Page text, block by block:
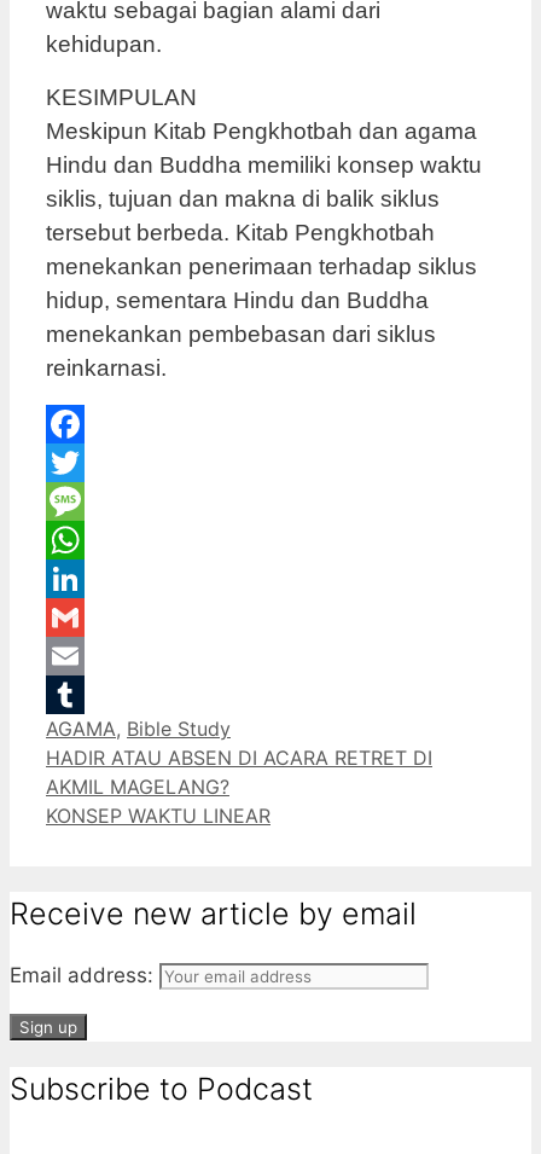
waktu sebagai bagian alami dari
kehidupan.
KESIMPULAN
Meskipun Kitab Pengkhotbah dan agama
Hindu dan Buddha memiliki konsep waktu
siklis, tujuan dan makna di balik siklus
tersebut berbeda. Kitab Pengkhotbah
menekankan penerimaan terhadap siklus
hidup, sementara Hindu dan Buddha
menekankan pembebasan dari siklus
reinkarnasi.
Facebook
Twitter
Message
WhatsApp
LinkedIn
Gmail
Email
Tumblr
Categories
AGAMA, Bible Study
HADIR ATAU ABSEN DI ACARA RETRET DI
AKMIL MAGELANG?
KONSEP WAKTU LINEAR
Receive new article by email
Email address:
Subscribe to Podcast